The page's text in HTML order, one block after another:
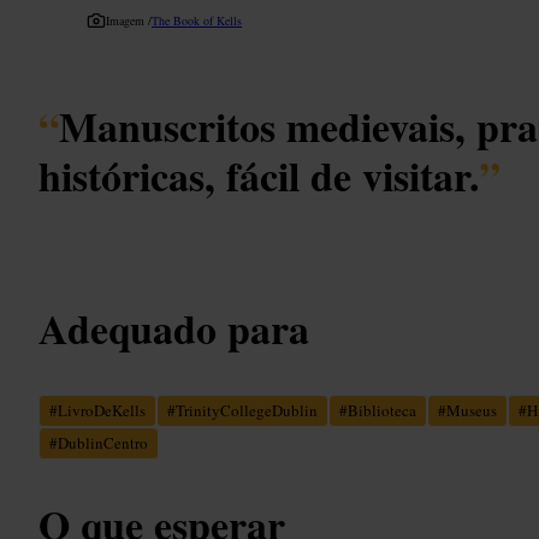
Imagem /The Book of Kells
“Manuscritos medievais,
históricas, fácil de visitar.”
Adequado para
#LivroDeKells #TrinityCollegeDublin #Biblioteca #Museus #
#DublinCentro
O que esperar